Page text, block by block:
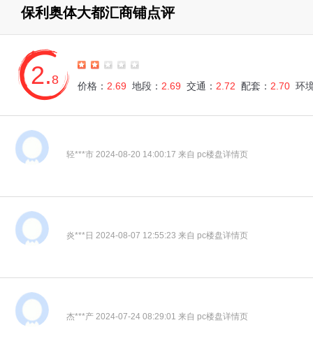
保利奥体大都汇商铺点评
2.8 价格： 2.69 地段： 2.69 交通： 2.72 配套： 2.70 环
轻***市 2024-08-20 14:00:17 来自 pc楼盘详情页
炎***日 2024-08-07 12:55:23 来自 pc楼盘详情页
杰***产 2024-07-24 08:29:01 来自 pc楼盘详情页